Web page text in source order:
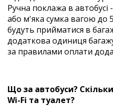
Ручна поклажа в
або м'яка сумка вагою до
будуть прийматися в
додаткова одиниця
за правилами оплати
Що за автобуси?
Wi-Fi та туалет?